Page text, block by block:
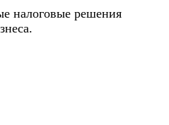
налоговые решения